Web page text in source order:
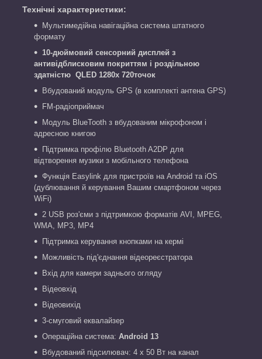
Технічні характеристики:
Мультимедійна навігаційна система штатного
формату
10-дюймовий сенсорний дисплей з
антивідблисковим покриттям і роздільною
здатністю QLED 1280x 720точок
Вбудований модуль GPS (в комплекті антена GPS)
FM-радіоприймач
Модуль BlueTooth з вбудованим мікрофоном і
адресною книгою
Підтримка профілю Bluetooth A2DP для
відтворення музики з мобільного телефона
Функція Easylink для пристроїв на Android та iOS
(дублювання й керування Вашим смартфоном через
WiFi)
2 USB роз'єми з підтримкою форматів AVI, MPEG,
WMA, MP3, MP4
Підтримка керування кнопками на кермі
Можливість під'єднання відеореєстратора
Вхід для камери заднього огляду
Відеовхід
Відеовихід
3-смуговий еквалайзер
Операційна система: Android 13
Вбудований підсилювач: 4 х 50 Вт на канал